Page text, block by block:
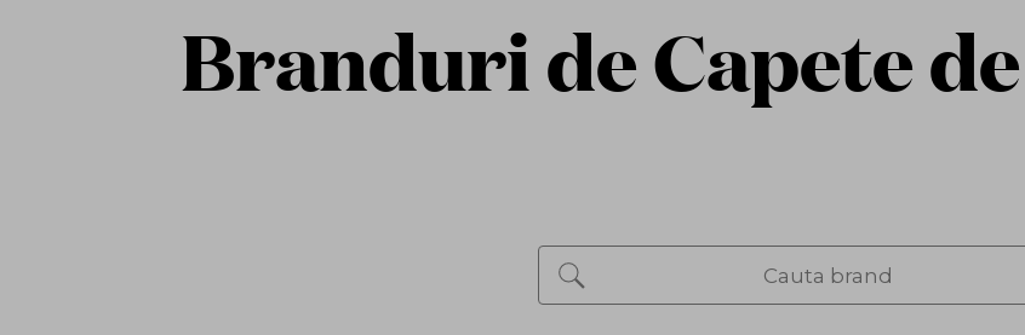
Branduri de Capete